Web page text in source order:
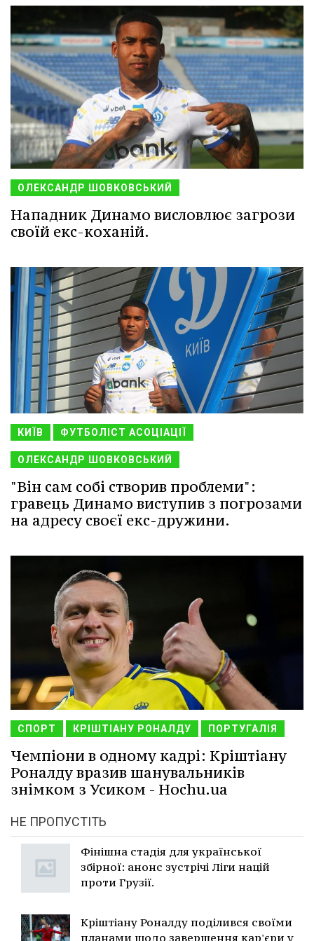
ОЛЕКСАНДР ШОВКОВСЬКИЙ
Нападник Динамо висловлює загрози
своїй екс-коханій.
КИЇВ ФУТБОЛІСТ АСОЦІАЦІЇ
ОЛЕКСАНДР ШОВКОВСЬКИЙ
"Він сам собі створив проблеми":
гравець Динамо виступив з погрозами
на адресу своєї екс-дружини.
СПОРТ КРІШТІАНУ РОНАЛДУ ПОРТУГАЛІЯ
Чемпіони в одному кадрі: Кріштіану
Роналду вразив шанувальників
знімком з Усиком - Hochu.ua
НЕ ПРОПУСТІТЬ
Фінішна стадія для української
збірної: анонс зустрічі Ліги націй
проти Грузії.
Кріштіану Роналду поділився своїми
планами щодо завершення кар'єри у